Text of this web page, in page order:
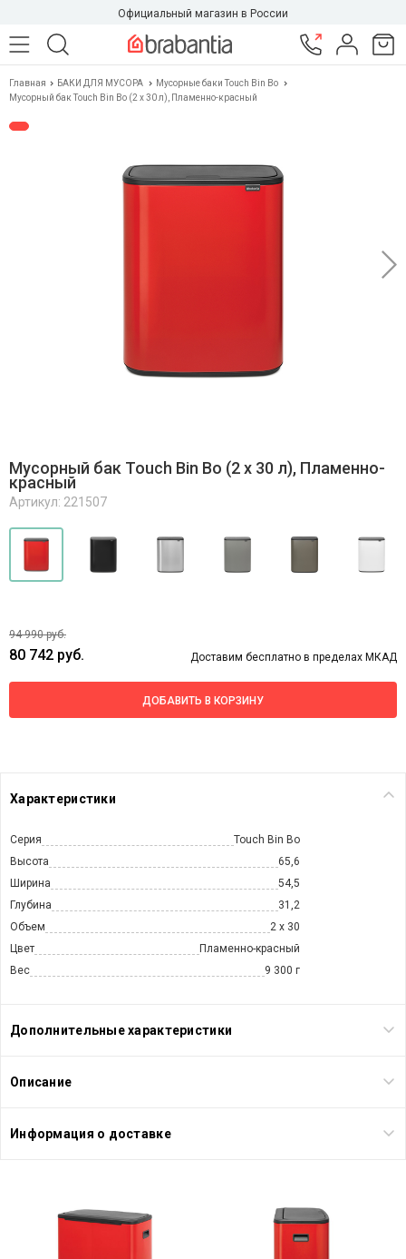
Официальный магазин в России
Главная БАКИ ДЛЯ МУСОРА
Мусорные баки Touch Bin Bo
Мусорный бак Touch Bin Bo (2 х 30 л), Пламенно-красный
Мусорный бак Touch Bin Bo (2 х 30 л), Пламенно-
красный
Артикул: 221507
94 990 руб.
80 742 руб. Доставим бесплатно в пределах МКАД
ДОБАВИТЬ В КОРЗИНУ
Характеристики
Серия
Touch Bin Bo
Высота
65,6
Ширина
54,5
Глубина
31,2
Объем
2 х 30
Цвет
Пламенно-красный
Вес
9 300 г
Дополнительные характеристики
Описание
Информация о доставке